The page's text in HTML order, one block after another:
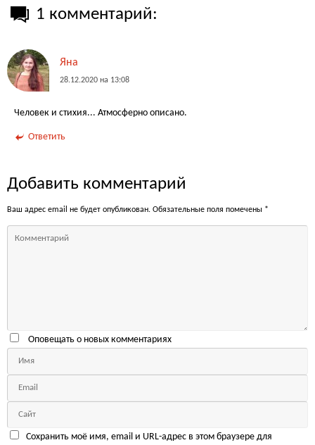
1 комментарий:
Яна
28.12.2020 на 13:08
Человек и стихия... Атмосферно описано.
Ответить
Добавить комментарий
Ваш адрес email не будет опубликован. Обязательные поля помечены *
Оповещать о новых комментариях
Сохранить моё имя, email и URL-адрес в этом браузере для